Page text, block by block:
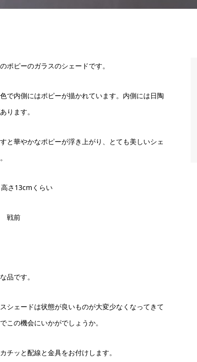
ポピーのガラスのシェードです。
で内側にはポピーが描かれています。内側には日陶
ります。
と華やかなポピーが浮き上がり、とても美しいシェ
さ13cmくらい
戦前
品です。
シェードは状態が良いものが大変少なくなってきて
この機会にいかがでしょうか。
チッと配線と金具をお付けします。